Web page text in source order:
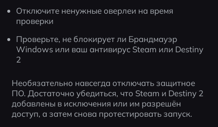
Отключите ненужные оверлеи на время
проверки
Проверьте, не блокирует ли Брандмауэр
Windows или ваш антивирус Steam или Destiny
2
Необязательно навсегда отключать защитное
ПО. Достаточно убедиться, что Steam и Destiny 2
добавлены в исключения или им разрешён
доступ, а затем снова протестировать запуск.